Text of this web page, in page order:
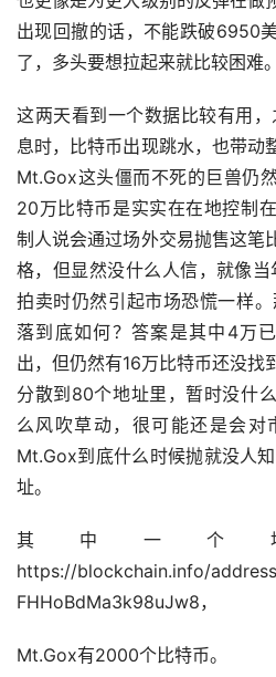
出现回撤的话，不能跌破6950
了，多头要想拉起来就比较困难。
这两天看到一个数据比较有用
息时，比特币出现跳水，也带动
Mt.Gox这头僵而不死的巨兽仍
20万比特币是实实在在地控制
制人说会通过场外交易抛售这笔
格，但显然没什么人信，就像
拍卖时仍然引起市场恐慌一样
落到底如何？答案是其中4万
出，但仍然有16万比特币还没找
分散到80个地址里，暂时没什
么风吹草动，很可能还是会对
Mt.Gox到底什么时候抛就没人
址。
其中一个
https://blockchain.info/
FHHoBdMa3k98uJw8，
Mt.Gox有2000个比特币。